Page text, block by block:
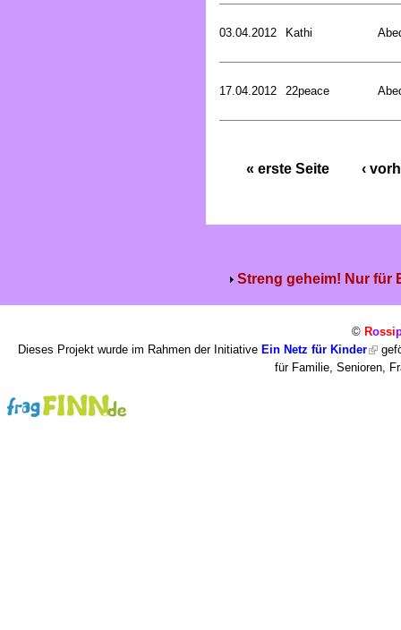
03.04.2012 Kathi
17.04.2012 22peace
« erste Seite ‹
Streng geheim! Nur für
© Rossi
Dieses Projekt wurde im Rahmen der Initiative Ein Netz für Kinder
für Familie, Senioren,